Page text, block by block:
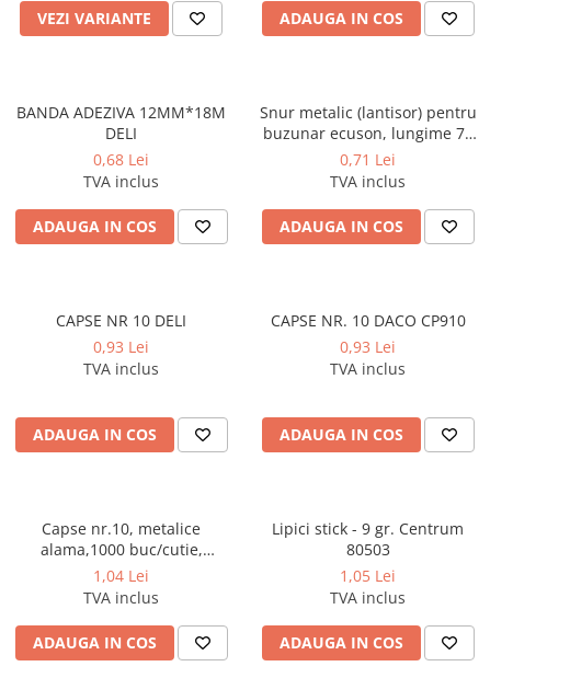
VEZI VARIANTE ADAUGA IN COS
BANDA ADEZIVA 12MM*18M
DELI
0,68 Lei
TVA inclus
ADAUGA IN COS
Snur metalic (lantisor) pentru
buzunar ecuson, lungime 70
cm
0,71 Lei
TVA inclus
ADAUGA IN COS
CAPSE NR 10 DELI
0,93 Lei
TVA inclus
ADAUGA IN COS
CAPSE NR. 10 DACO CP910
0,93 Lei
TVA inclus
ADAUGA IN COS
Capse nr.10, metalice
alama,1000 buc/cutie,
Centrum 80612
1,04 Lei
TVA inclus
ADAUGA IN COS
Lipici stick - 9 gr. Centrum
80503
1,05 Lei
TVA inclus
ADAUGA IN COS